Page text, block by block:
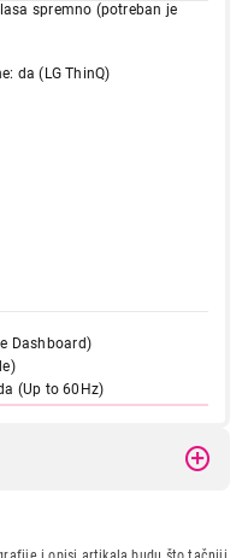
spremno (potreban je
da (LG ThinQ)
Dashboard)
(Up to 60Hz)